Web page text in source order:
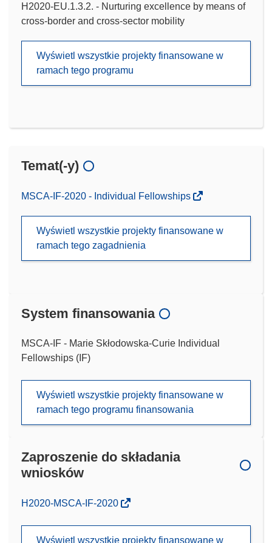
H2020-EU.1.3.2. - Nurturing excellence by means of
cross-border and cross-sector mobility
Wyświetl wszystkie projekty finansowane w
ramach tego programu
Temat(-y)
MSCA-IF-2020 - Individual Fellowships
Wyświetl wszystkie projekty finansowane w
ramach tego zagadnienia
System finansowania
MSCA-IF - Marie Skłodowska-Curie Individual
Fellowships (IF)
Wyświetl wszystkie projekty finansowane w
ramach tego programu finansowania
Zaproszenie do składania
wniosków
(odnośnik
H2020-MSCA-IF-2020
Wyświetl wszystkie projekty finansowane w